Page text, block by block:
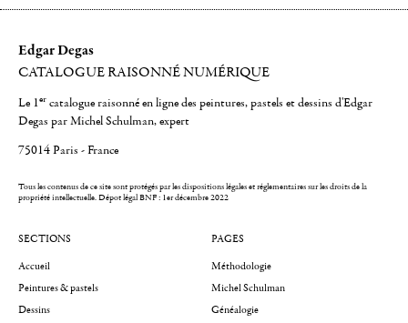
Edgar Degas
CATALOGUE RAISONNÉ NUMÉRIQUE
Le 1er catalogue raisonné en ligne des peintures, pastels et dessins d'Edgar
Degas par Michel Schulman, expert
75014 Paris - France
Tous les contenus de ce site sont protégés par les dispositions légales et réglementaires sur les droits de la
propriété intellectuelle.Dépot légal BNF : 1er décembre 2022
SECTIONS
Accueil
Peintures & pastels
Dessins
PAGES
Méthodologie
Michel Schulman
Généalogie